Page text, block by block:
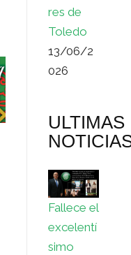
res de
Toledo
13/06/2
026
ULTIMAS
Fallece el
excelentí
simo